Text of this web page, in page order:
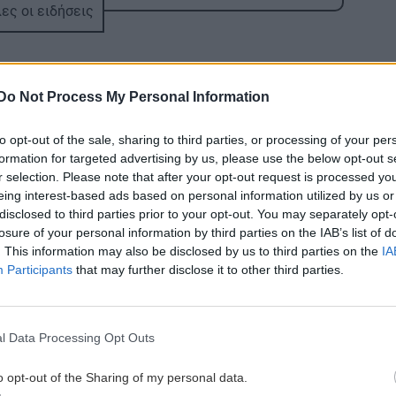
Do Not Process My Personal Information
opt-out of the sale, sharing to third parties, or processing of your
for targeted advertising by us, please use the below opt-out
selection. Please note that after your opt-out request is processed
interest-based ads based on personal information utilized by us
to third parties prior to your opt-out. You may separately
of your personal information by third parties on the IAB’s list of
This information may also be disclosed by us to third parties on the
Participants that may further disclose it to other third parties.
Data Processing Opt Outs
opt-out of the Sharing of my personal data.
3,3 εκατ. ευρώ για το στεγαστικό
επίδομα σε περισσότερους από 1.600
20:44
ΕΛΛΑΔΑ
«Στέρεψε» η αγορά από πινακίδες
κυκλοφορίας: Χιλιάδες αυτοκίνητα
παραμένουν αταξινόμητα
Κρήτη: Κινητοποίηση της
Πυροσβεστικής στη Σητεία –
ανεμογεννητριών
οι ειδήσεις
ΣΧΕΣΕΙΣ ΚΑΙ SEX
Μικρές αλλαγές
που μπορούν να
φέρουν ξανά τη
σπίθα στη σχέση
GOSSIP -
Ο Τζέιμς
Κάμερον
φαίνεται
να αφήσει